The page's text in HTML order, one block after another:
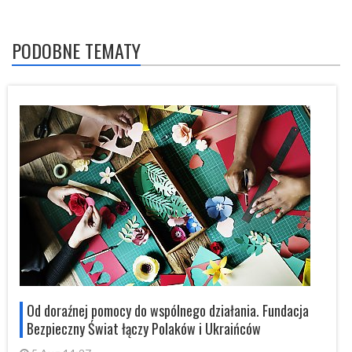
PODOBNE TEMATY
Od doraźnej pomocy do wspólnego działania. Fundacja
Bezpieczny Świat łączy Polaków i Ukraińców